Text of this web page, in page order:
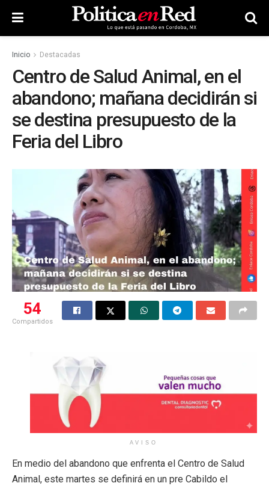
Inicio Destacadas
Centro de Salud Animal, en el
abandono; mañana decidirán si
se destina presupuesto de la
Feria del Libro
54
Compartidos
AVISO
En medio del abandono que enfrenta el Centro de Salud
Animal, este martes se definirá en un pre Cabildo el